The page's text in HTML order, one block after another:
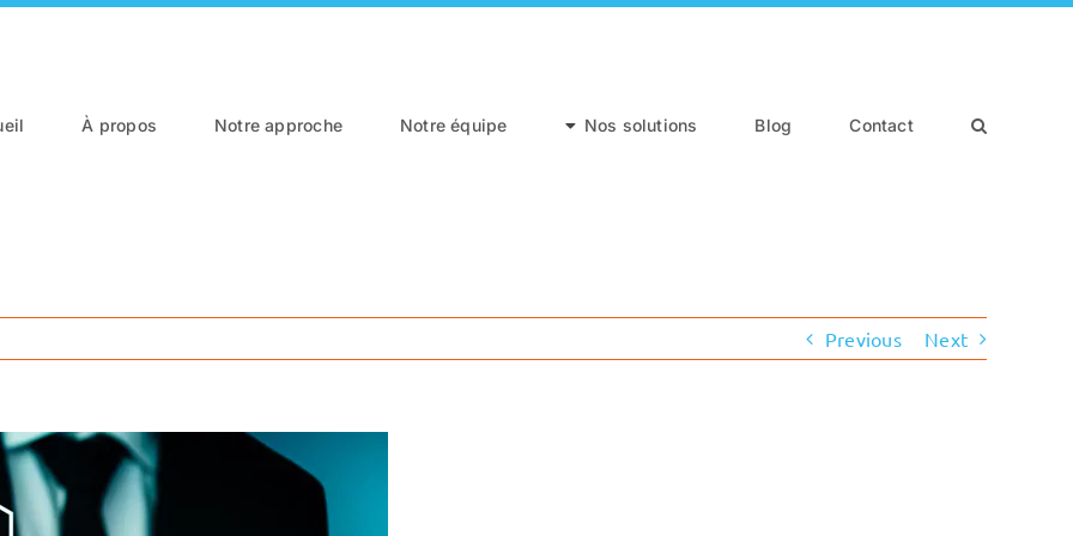
À propos Notre approche Notre équipe Nos solutions Blog Contact
Previous Next